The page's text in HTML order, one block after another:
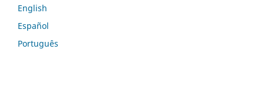
English
Español
Português